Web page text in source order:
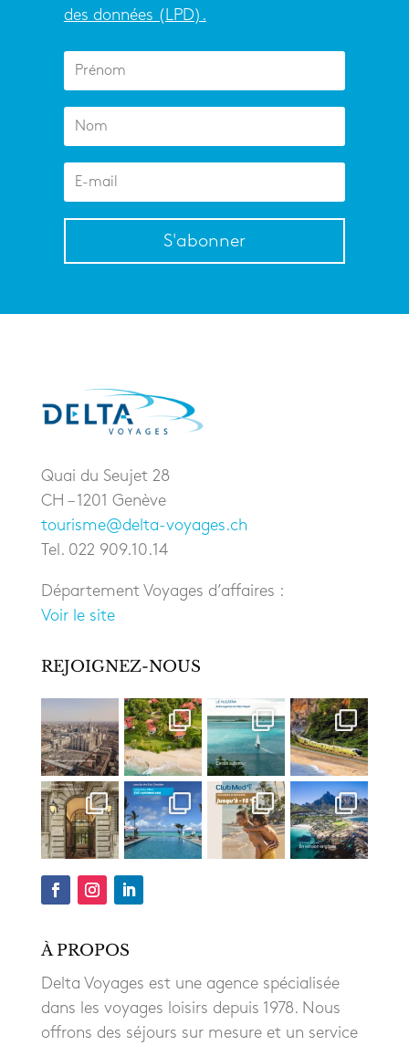
des données (LPD).
S'abonner
Quai du Seujet 28
CH – 1201 Genève
tourisme@delta-voyages.ch
Tel. 022 909.10.14
Département Voyages d’affaires :
Voir le site
REJOIGNEZ-NOUS
À PROPOS
Delta Voyages est une agence spécialisée
dans les voyages loisirs depuis 1978. Nous
offrons des séjours sur mesure et un service